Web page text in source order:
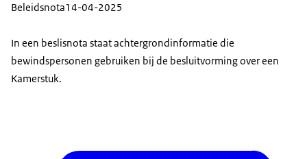
Beleidsnota14-04-2025
In een beslisnota staat achtergrondinformatie die
bewindspersonen gebruiken bij de besluitvorming over een
Kamerstuk.